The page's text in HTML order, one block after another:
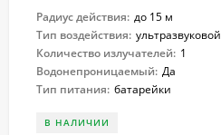
Радиус действия: до 15 м
Тип воздействия: ультразвуковой
Количество излучателей: 1
Водонепроницаемый: Да
Тип питания: батарейки
В НАЛИЧИИ